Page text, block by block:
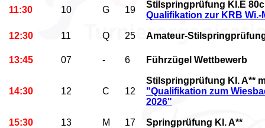
11:30 10 G 19
Stilspringprüfung Kl.E
Qualifikation zur KRB
12:30 11 Q 25 Amateur-
13:45 07 - 6 Führzügel Wettbewerb
14:30 12 C 12
Stilspringprüfung Kl. A**
"Qualifikation zum
2026"
15:30 13 M 17 Springprüfung Kl. A**